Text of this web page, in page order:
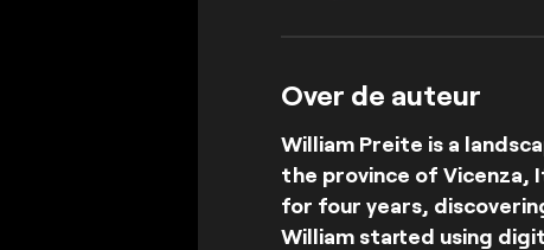
Over de auteur
William Preite is a
the province of Vicenza,
for four years,
William started using